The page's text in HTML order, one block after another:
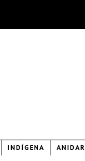
INDÍGENA ANIDAR